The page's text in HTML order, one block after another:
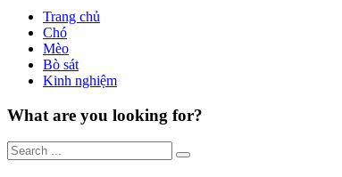
Trang chủ
Chó
Mèo
Bò sát
Kinh nghiệm
What are you looking for?